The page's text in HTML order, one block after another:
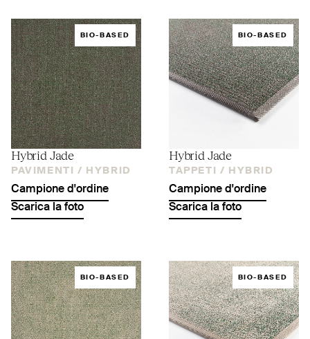
BIO-BASED
Hybrid Jade
PAVIMENTI / HYBRID
Campione d'ordine
Scarica la foto
BIO-BASED
Hybrid Jade
TAPPETI / HYBRID
Campione d'ordine
Scarica la foto
BIO-BASED BIO-BASED